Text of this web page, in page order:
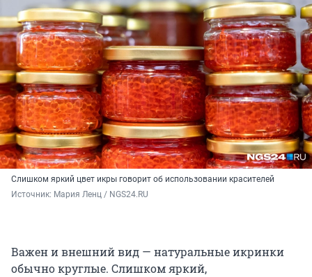
Слишком яркий цвет икры говорит об использовании красителей
Источник: Мария Ленц / NGS24.RU
Важен и внешний вид — натуральные икринки
обычно круглые. Слишком яркий,